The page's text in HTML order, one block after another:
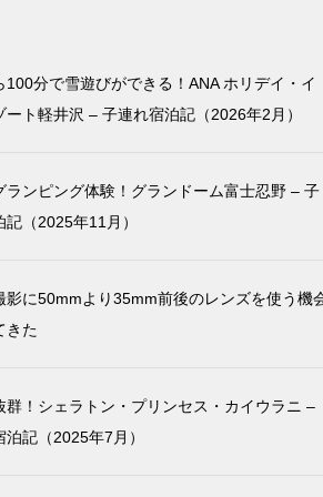
100分で雪遊びができる！ANA ホリデイ・イ
ート軽井沢 – 子連れ宿泊記（2026年2月）
ランピング体験！グランドーム富士忍野 – 子
記（2025年11月）
影に50mmより35mm前後のレンズを使う機
きた
群！シェラトン・プリンセス・カイウラニ –
泊記（2025年7月）